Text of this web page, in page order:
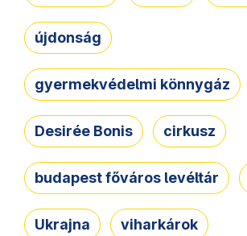
újdonság
gyermekvédelmi könnygáz
Desirée Bonis cirkusz
budapest főváros levéltár
Ukrajna viharkárok